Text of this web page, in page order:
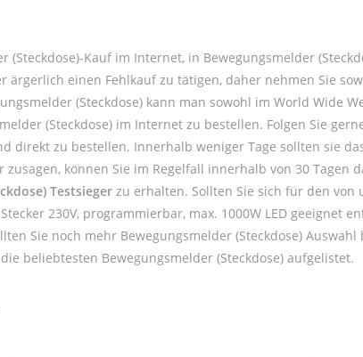
Kauf im Internet, in Bewegungsmelder
ärgerlich einen Fehlkauf zu tätigen, daher nehmen Sie
(Steckdose) kann man sowohl im World Wide
(Steckdose) im Internet zu bestellen. Folgen Sie
direkt zu bestellen. Innerhalb weniger Tage sollten sie
können Sie im Regelfall innerhalb von 30 Tagen
Testsieger zu erhalten. Sollten Sie sich für den von
230V, programmierbar, max. 1000W LED geeignet
Sie noch mehr Bewegungsmelder (Steckdose)
beliebtesten Bewegungsmelder (Steckdose) aufgelistet.